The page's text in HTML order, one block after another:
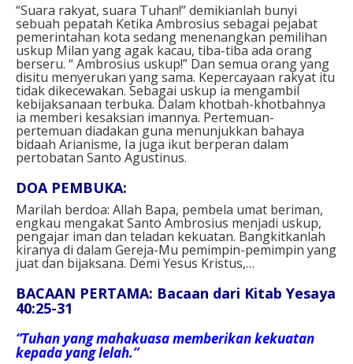
“Suara rakyat, suara Tuhan!” demikianlah bunyi
sebuah pepatah Ketika Ambrosius sebagai pejabat
pemerintahan kota sedang menenangkan pemilihan
uskup Milan yang agak kacau, tiba-tiba ada orang
berseru. “ Ambrosius uskup!” Dan semua orang yang
disitu menyerukan yang sama. Kepercayaan rakyat itu
tidak dikecewakan. Sebagai uskup ia mengambil
kebijaksanaan terbuka. Dalam khotbah-khotbahnya
ia memberi kesaksian imannya. Pertemuan-
pertemuan diadakan guna menunjukkan bahaya
bidaah Arianisme, Ia juga ikut berperan dalam
pertobatan Santo Agustinus.
DOA PEMBUKA:
Marilah berdoa: Allah Bapa, pembela umat beriman,
engkau mengakat Santo Ambrosius menjadi uskup,
pengajar iman dan teladan kekuatan. Bangkitkanlah
kiranya di dalam Gereja-Mu pemimpin-pemimpin yang
juat dan bijaksana. Demi Yesus Kristus,…
BACAAN PERTAMA: Bacaan dari Kitab Yesaya
40:25-31
“Tuhan yang mahakuasa memberikan kekuatan
kepada yang lelah.”